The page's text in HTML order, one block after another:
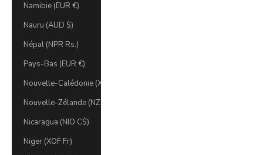
Namibie (EUR €)
Nauru (AUD $)
Népal (NPR Rs.)
Pays-Bas (EUR €)
Nouvelle-Calédonie (XPF Fr)
Nouvelle-Zélande (NZD $)
Nicaragua (NIO C$)
Niger (XOF Fr)